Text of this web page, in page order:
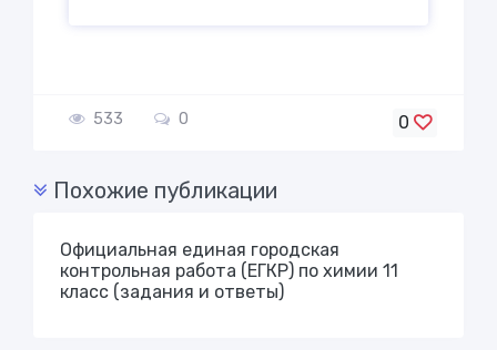
533 0 0
Похожие публикации
Официальная единая городская
контрольная работа (ЕГКР) по химии 11
класс (задания и ответы)